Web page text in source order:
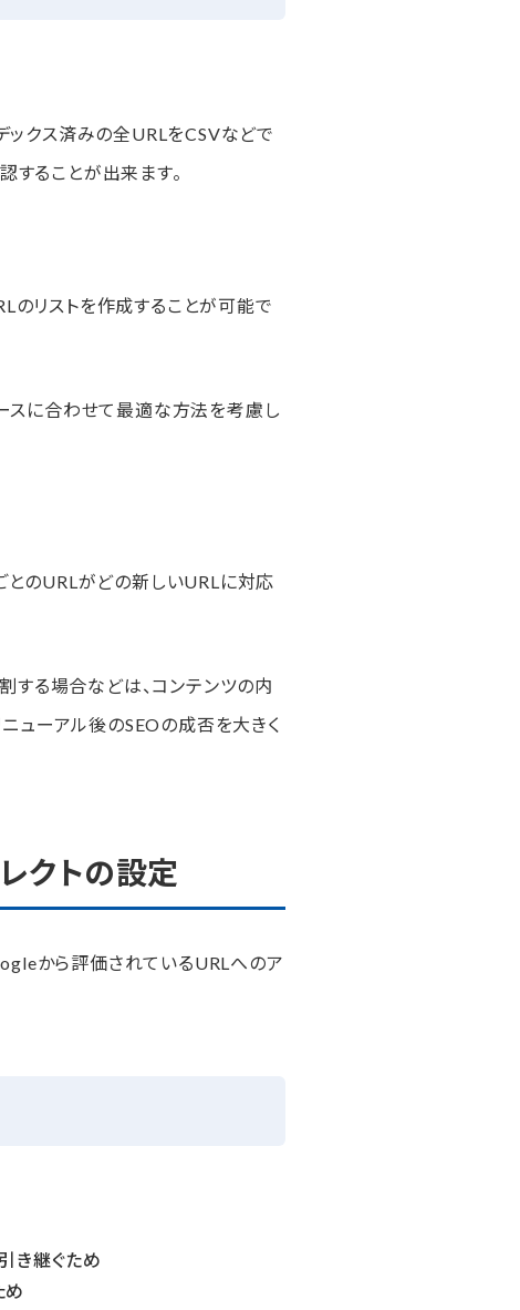
ックス済みの全URLをCSVなどで
することが出来ます。
のリストを作成することが可能で
スに合わせて最適な方法を考慮し
とのURLがどの新しいURLに対応
する場合などは、コンテンツの内
ューアル後のSEOの成否を大きく
クトの設定
から評価されているURLへのア
き継ぐため
め